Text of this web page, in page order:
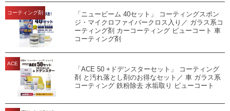
コーティング剤
「ニュービーム 40セット」 コーティングスポン
ジ・マイクロファイバークロス入り／ ガラス系コ
ーティング剤 カーコーティング ビューコート 車
コーティング剤
ACE
「ACE 50 +ドデンスターセット」 コーティング
剤 と汚れ落とし剤のお得なセット／ 車 ガラス系
コーティング 鉄粉除去 水垢取り ビューコート